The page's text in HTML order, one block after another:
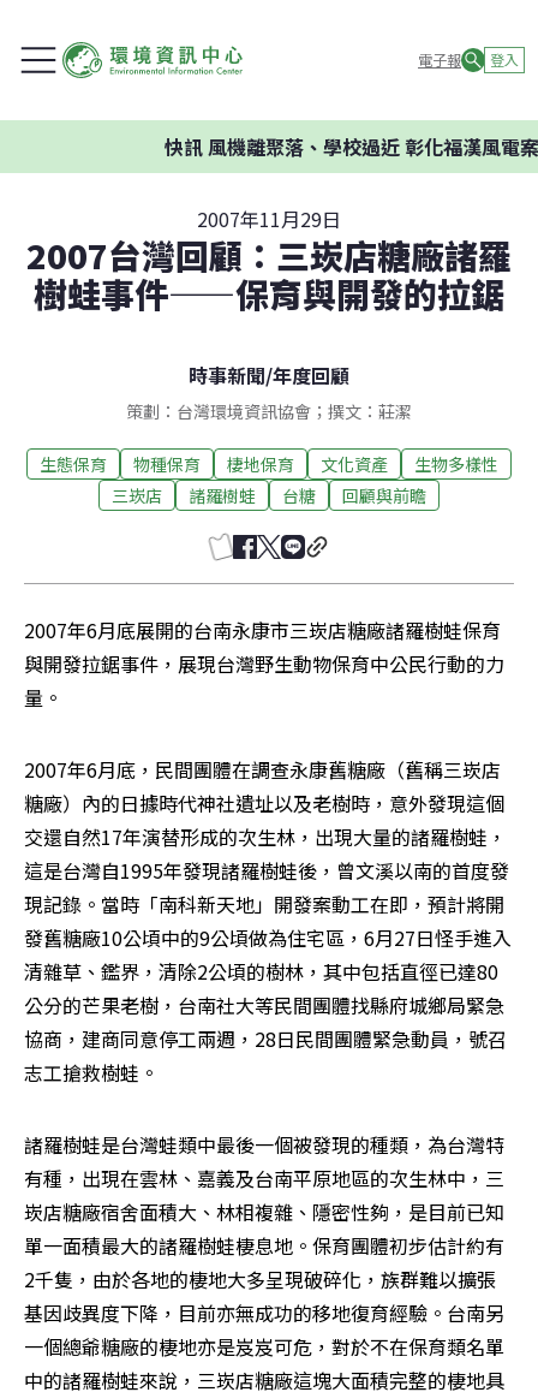
電子報 登入
快訊風機離聚落、學校過近 彰化福漢風電案
2007年11月29日
2007台灣回顧：三崁店糖廠諸羅
樹蛙事件——保育與開發的拉鋸
時事新聞/年度回顧
策劃：台灣環境資訊協會；撰文：莊潔
生態保育 物種保育 棲地保育 文化資產
生物多樣性
三崁店
諸羅樹蛙 台糖 回顧與前瞻
2007年6月底展開的台南永康市三崁店糖廠諸羅樹蛙保育
與開發拉鋸事件，展現台灣野生動物保育中公民行動的力
量。
2007年6月底，民間團體在調查永康舊糖廠（舊稱三崁店
糖廠）內的日據時代神社遺址以及老樹時，意外發現這個
交還自然17年演替形成的次生林，出現大量的諸羅樹蛙，
這是台灣自1995年發現諸羅樹蛙後，曾文溪以南的首度發
現記錄。當時「南科新天地」開發案動工在即，預計將開
發舊糖廠10公頃中的9公頃做為住宅區，6月27日怪手進入
清雜草、鑑界，清除2公頃的樹林，其中包括直徑已達80
公分的芒果老樹，台南社大等民間團體找縣府城鄉局緊急
協商，建商同意停工兩週，28日民間團體緊急動員，號召
志工搶救樹蛙。
諸羅樹蛙是台灣蛙類中最後一個被發現的種類，為台灣特
有種，出現在雲林、嘉義及台南平原地區的次生林中，三
崁店糖廠宿舍面積大、林相複雜、隱密性夠，是目前已知
單一面積最大的諸羅樹蛙棲息地。保育團體初步估計約有
2千隻，由於各地的棲地大多呈現破碎化，族群難以擴張
基因歧異度下降，目前亦無成功的移地復育經驗。台南另
一個總爺糖廠的棲地亦是岌岌可危，對於不在保育類名單
中的諸羅樹蛙來說，三崁店糖廠這塊大面積完整的棲地具